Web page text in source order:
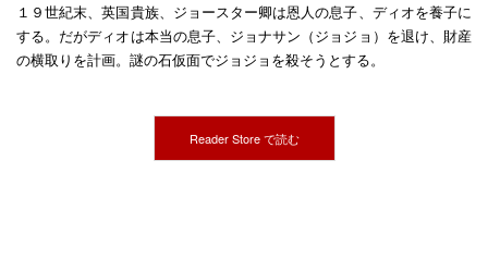
１９世紀末、英国貴族、ジョースター卿は恩人の息子、ディオを養子に
する。だがディオは本当の息子、ジョナサン（ジョジョ）を退け、財産
の横取りを計画。謎の石仮面でジョジョを殺そうとする。
Reader Store で読む